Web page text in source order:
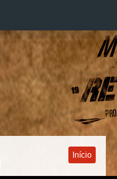
Início